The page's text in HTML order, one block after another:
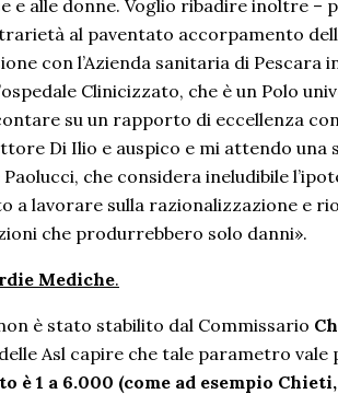
e alle donne. Voglio ribadire inoltre –
al paventato accorpamento
con l’Azienda sanitaria di
Clinicizzato, che è un Polo
su un rapporto di eccellenza
Di Ilio e auspico e mi attendo una
che considera ineludibile
a lavorare sulla razionalizzazione e
che produrrebbero solo danni».
Mediche.
è stato stabilito dal Commissario
Asl capire che tale parametro
è 1 a 6.000 (come ad esempio